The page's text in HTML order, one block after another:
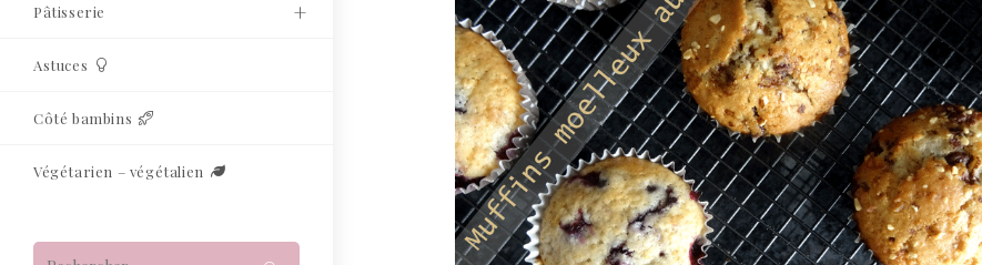
Pâtisserie
Astuces
Côté bambins
Végétarien – végétalien